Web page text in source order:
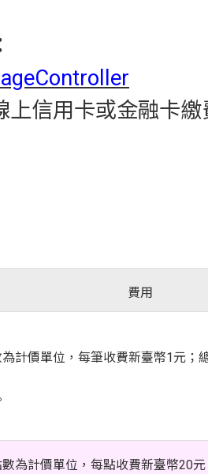
信用卡或金融卡
費用
計價單位，每筆收費新臺幣1元；
數為計價單位，每點收費新臺幣20